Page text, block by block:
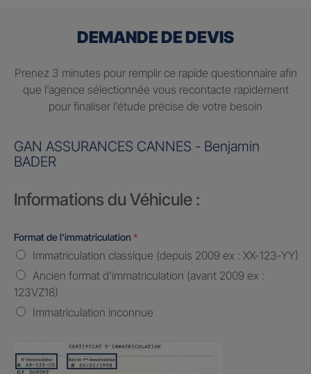
DEMANDE DE DEVIS
Prenez 3 minutes pour remplir ce rapide questionnaire afin
que l’agence sélectionnée vous recontacte rapidement
pour finaliser l’étude précise de votre besoin
GAN ASSURANCES CANNES - Benjamin
BADER
Informations du Véhicule :
Format de l'immatriculation *
Immatriculation classique (depuis 2009 ex : XX-123-YY)
Ancien format d'immatriculation (avant 2009 ex :
123VZ18)
Immatriculation inconnue